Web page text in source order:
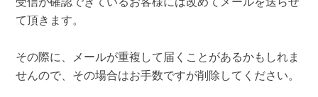
て頂きます。
その際に、メールが重複して届くことがあるかもしれま
せんので、その場合はお手数ですが削除してください。